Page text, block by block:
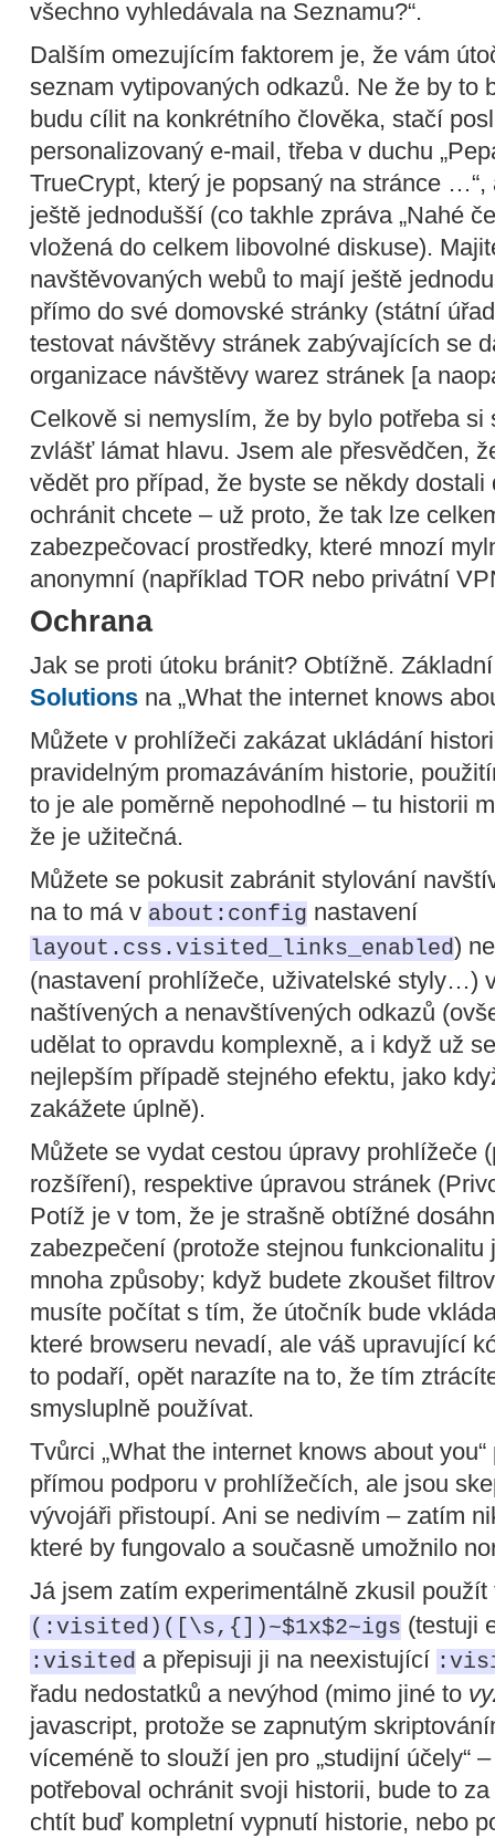
všechno vyhledávala na Seznamu?“.
Dalším omezujícím faktorem je, že vám
seznam vytipovaných odkazů. Ne že by to
budu cílit na konkrétního člověka, stačí
personalizovaný e-mail, třeba v duchu
TrueCrypt, který je popsaný na stránce
ještě jednodušší (co takhle zpráva „Nahé
vložená do celkem libovolné diskuse).
navštěvovaných webů to mají ještě
přímo do své domovské stránky (státní
testovat návštěvy stránek zabývajících se
organizace návštěvy warez stránek [a
Celkově si nemyslím, že by bylo potřeba si
zvlášť lámat hlavu. Jsem ale přesvědčen,
vědět pro případ, že byste se někdy
ochránit chcete – už proto, že tak lze
zabezpečovací prostředky, které mnozí
anonymní (například TOR nebo privátní
Ochrana
Jak se proti útoku bránit? Obtížně.
Solutions na „What the internet knows
Můžete v prohlížeči zakázat ukládání
pravidelným promazáváním historie,
to je ale poměrně nepohodlné – tu historii
že je užitečná.
Můžete se pokusit zabránit stylování
na to má v about:config nastavení
layout.css.visited_links_enabled)
(nastavení prohlížeče, uživatelské styly…)
naštívených a nenavštívených odkazů
udělat to opravdu komplexně, a i když už
nejlepším případě stejného efektu, jako
zakážete úplně).
Můžete se vydat cestou úpravy prohlížeče
rozšíření), respektive úpravou stránek
Potíž je v tom, že je strašně obtížné
zabezpečení (protože stejnou funkcionalitu
mnoha způsoby; když budete zkoušet
musíte počítat s tím, že útočník bude
které browseru nevadí, ale váš upravující
to podaří, opět narazíte na to, že tím
smysluplně používat.
Tvůrci „What the internet knows about
přímou podporu v prohlížečích, ale jsou
vývojáři přistoupí. Ani se nedivím – zatím
které by fungovalo a současně umožnilo
Já jsem zatím experimentálně zkusil
(:visited)([\s,{])~$1x$2~igs (testuji
:visited a přepisuji ji na neexistující
řadu nedostatků a nevýhod (mimo jiné to
javascript, protože se zapnutým
víceméně to slouží jen pro „studijní účely“
potřeboval ochránit svoji historii, bude to
chtít buď kompletní vypnutí historie, nebo